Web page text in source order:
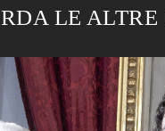
LE